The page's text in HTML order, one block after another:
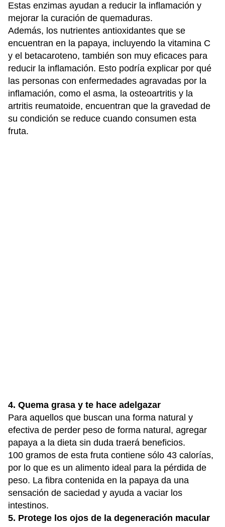
Estas enzimas ayudan a reducir la inflamación y
mejorar la curación de quemaduras.
Además, los nutrientes antioxidantes que se
encuentran en la papaya, incluyendo la vitamina C
y el betacaroteno, también son muy eficaces para
reducir la inflamación. Esto podría explicar por qué
las personas con enfermedades agravadas por la
inflamación, como el asma, la osteoartritis y la
artritis reumatoide, encuentran que la gravedad de
su condición se reduce cuando consumen esta
fruta.
4. Quema grasa y te hace adelgazar
Para aquellos que buscan una forma natural y
efectiva de perder peso de forma natural, agregar
papaya a la dieta sin duda traerá beneficios.
100 gramos de esta fruta contiene sólo 43 calorías,
por lo que es un alimento ideal para la pérdida de
peso. La fibra contenida en la papaya da una
sensación de saciedad y ayuda a vaciar los
intestinos.
5. Protege los ojos de la degeneración macular